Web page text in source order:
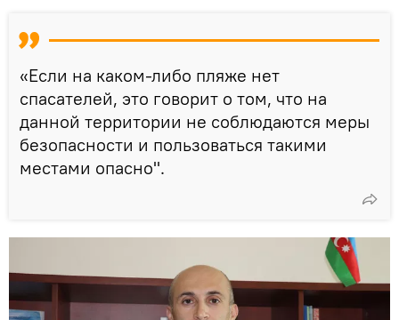
«Если на каком-либо пляже нет
спасателей, это говорит о том, что на
данной территории не соблюдаются меры
безопасности и пользоваться такими
местами опасно".